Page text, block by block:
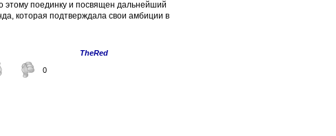
этому поединку и посвящен дальнейший
которая подтверждала свои амбиции в
TheRed
0